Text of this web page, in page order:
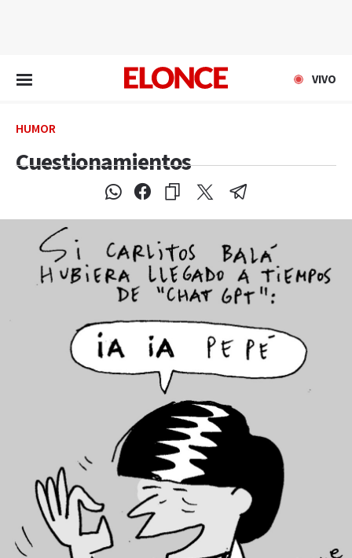
VIVO
HUMOR
Cuestionamientos